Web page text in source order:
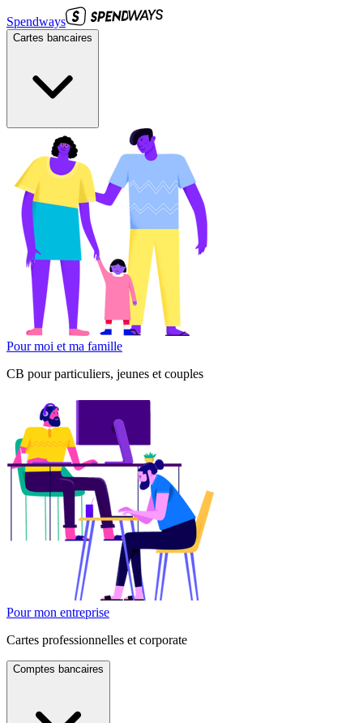
Spendways
Cartes bancaires
Pour moi et ma famille
CB pour particuliers, jeunes et couples
Pour mon entreprise
Cartes professionnelles et corporate
Comptes bancaires